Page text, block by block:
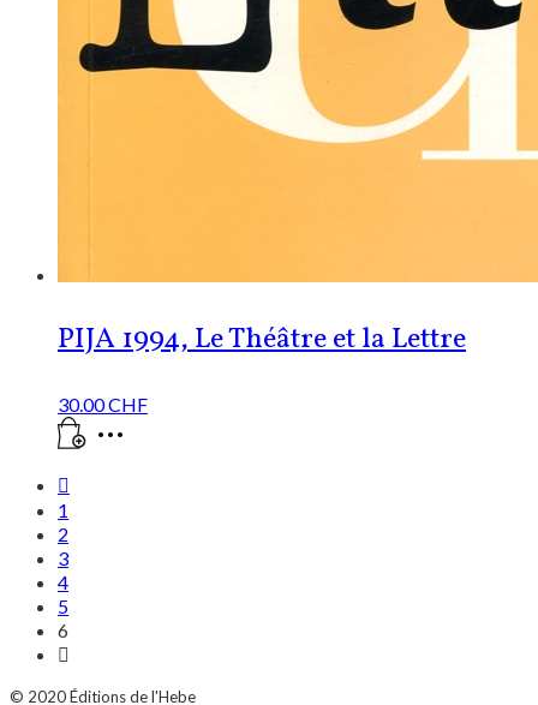
PIJA 1994, Le Théâtre et la Lettre
30.00CHF
1
2
3
4
5
6
© 2020Éditions de l'Hebe